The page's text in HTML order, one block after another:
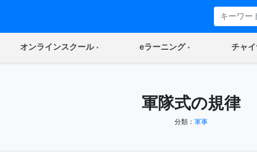
オンラインスクール(current) eラーニング(current) チャ
軍隊式の規律
分類： 軍事